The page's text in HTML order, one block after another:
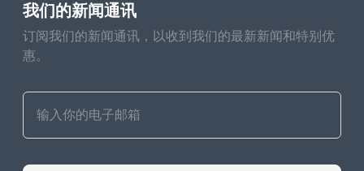
我们的新闻通讯
订阅我们的新闻通讯，以收到我们的最新新闻和特别优
惠。